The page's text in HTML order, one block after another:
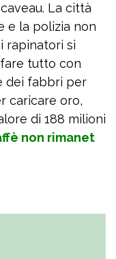
La città
e la polizia non
rapinatori si
tutto con
dei fabbri per
caricare oro,
di 188 milioni
non rimanet